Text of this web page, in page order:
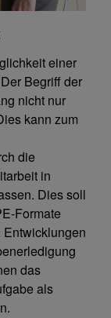
einer
Begriff der
nicht nur
kann zum
die
in
Dies soll
Formate
das
als